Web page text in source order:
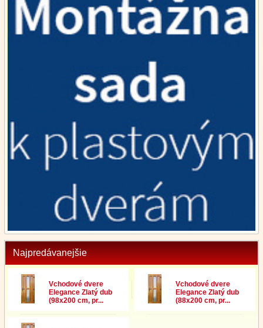
Najpredávanejšie
Vchodové dvere
Elegance Zlatý dub
(98x200 cm, pr...
Vchodové dvere
Elegance Zlatý dub
(88x200 cm, pr...